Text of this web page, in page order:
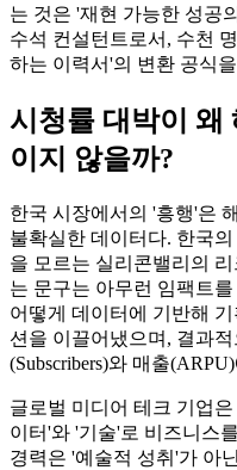
는 것은 '재현 가능한 성공
수석 컨설턴트로서, 수천
하는 이력서'의 변환 공식
시청률 대박이 왜
이지 않을까?
한국 시장에서의 '흥행'은
불확실한 데이터다. 한국
을 모르는 실리콘밸리의
는 문구는 아무런 임팩트
어떻게 데이터에 기반해
션을 이끌어냈으며, 결과
(Subscribers)와 매출
글로벌 미디어 테크 기업
이터'와 '기술'로 비즈니스
경력은 '예술적 성취'가 아